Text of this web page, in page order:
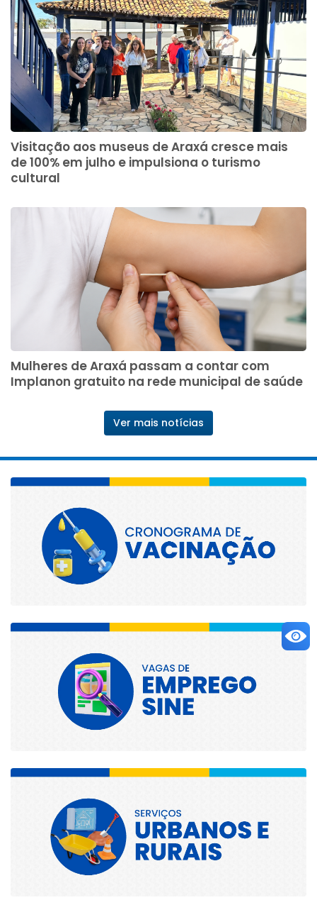
Visitação aos museus de Araxá cresce mais
de 100% em julho e impulsiona o turismo
cultural
Mulheres de Araxá passam a contar com
Implanon gratuito na rede municipal de saúde
Ver mais notícias